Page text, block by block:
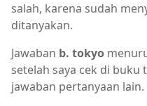
salah, karena sudah
ditanyakan.
Jawaban b. tokyo
setelah saya cek di
jawaban pertanyaan lain.